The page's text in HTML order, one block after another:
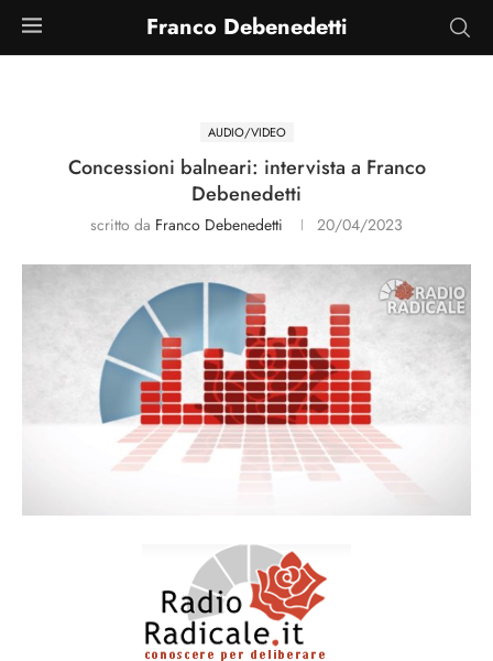
Franco Debenedetti
AUDIO/VIDEO
Concessioni balneari: intervista a Franco
Debenedetti
scritto da Franco Debenedetti 20/04/2023